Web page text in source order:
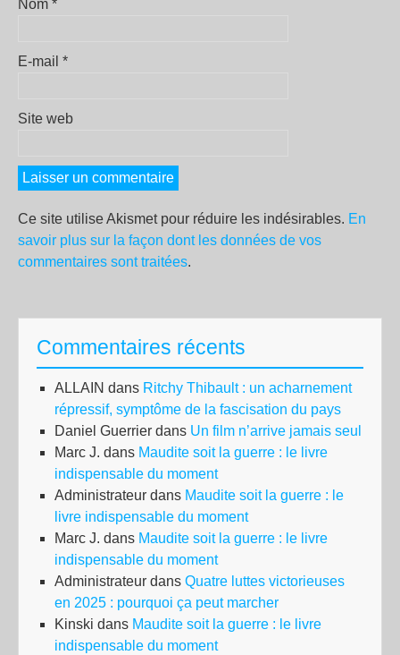
Nom *
E-mail *
Site web
Ce site utilise Akismet pour réduire les indésirables. En
savoir plus sur la façon dont les données de vos
commentaires sont traitées.
Commentaires récents
ALLAIN dans Ritchy Thibault : un acharnement
répressif, symptôme de la fascisation du pays
Daniel Guerrier dans Un film n’arrive jamais seul
Marc J. dans Maudite soit la guerre : le livre
indispensable du moment
Administrateur dans Maudite soit la guerre : le
livre indispensable du moment
Marc J. dans Maudite soit la guerre : le livre
indispensable du moment
Administrateur dans Quatre luttes victorieuses
en 2025 : pourquoi ça peut marcher
Kinski dans Maudite soit la guerre : le livre
indispensable du moment